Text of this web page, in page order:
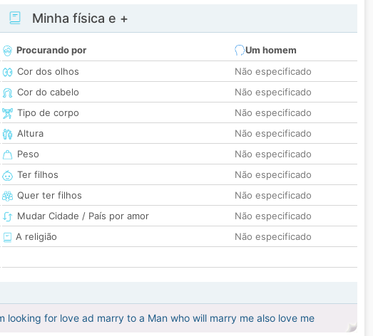
Minha física e +
Procurando por
Um homem
Cor dos olhos
Não especificado
Cor do cabelo
Não especificado
Tipo de corpo
Não especificado
Altura
Não especificado
Peso
Não especificado
Ter filhos
Não especificado
Quer ter filhos
Não especificado
Mudar Cidade / País por amor
Não especificado
A religião
Não especificado
for love ad marry to a Man who will marry me also love me